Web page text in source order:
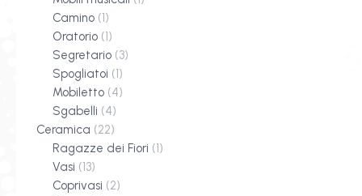
Camino (1)
Oratorio (1)
Segretario (3)
Spogliatoi (1)
Mobiletto (4)
Sgabelli (4)
Ceramica (22)
Ragazze dei Fiori (1)
Vasi (13)
Coprivasi (2)